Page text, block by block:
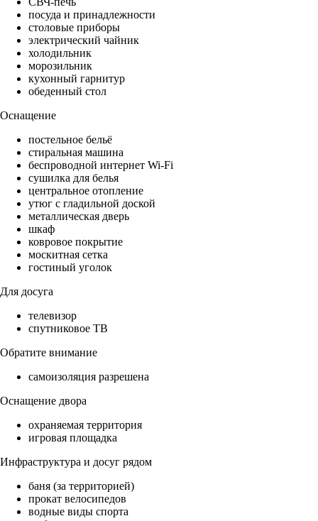
посуда и принадлежности
столовые приборы
электрический чайник
холодильник
морозильник
кухонный гарнитур
обеденный стол
Оснащение
постельное бельё
стиральная машина
беспроводной интернет Wi-Fi
сушилка для белья
центральное отопление
утюг с гладильной доской
металлическая дверь
шкаф
ковровое покрытие
москитная сетка
гостиный уголок
Для досуга
телевизор
спутниковое ТВ
Обратите внимание
самоизоляция разрешена
Оснащение двора
охраняемая территория
игровая площадка
Инфраструктура и досуг рядом
баня (за территорией)
прокат велосипедов
водные виды спорта